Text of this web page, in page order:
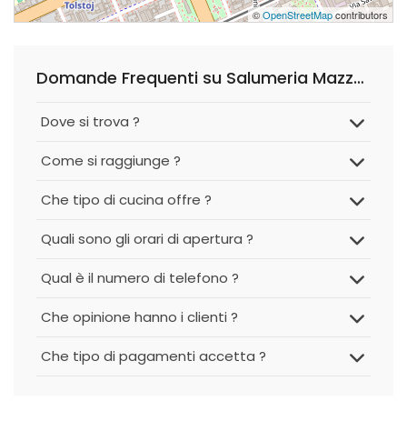
©OpenStreetMapcontributors
Domande Frequenti su Salumeria Mazzone 1972
Dove si trova ?
Come si raggiunge ?
Che tipo di cucina offre ?
Quali sono gli orari di apertura ?
Qual è il numero di telefono ?
Che opinione hanno i clienti ?
Che tipo di pagamenti accetta ?